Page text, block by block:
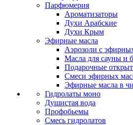
Парфюмерия
Ароматизаторы
Духи Арабские
Духи Крым
Эфирные масла
Аэрозоли с
Масла для сауны и
Подарочные
Смеси эфирных
Эфирные масла в
Гидролаты моно
Душистая вода
Профобьемы
Смесь гидролатов